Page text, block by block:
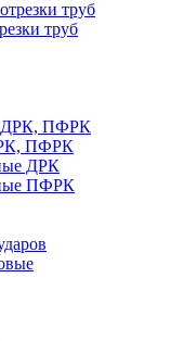
труб
ПФРК
ДРК
ПФРК